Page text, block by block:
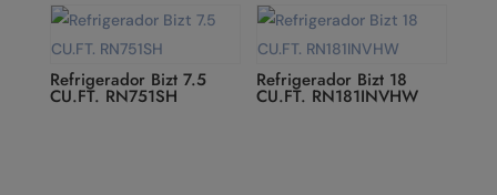
Refrigerador Bizt 7.5
CU.FT. RN751SH
Refrigerador Bizt 18
CU.FT. RN181INVHW